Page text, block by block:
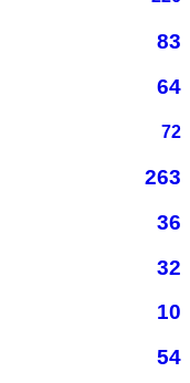
83
64
72
263
36
32
10
54